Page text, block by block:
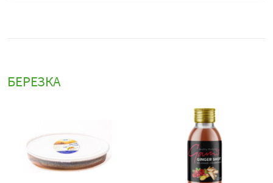
за консумация през целия ден. В зависимост от вкуса –
лимон, лайм, мента или други плодови вариации – те
носят различни нюанси на свежест, но запазват общия
Volfas Engelman радлер безалкохолни бириса
подходящи за сервиране добре охладени, както
самостоятелно, така и в комбинация с леки храни като
БЕРЕЗКА